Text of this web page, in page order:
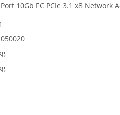
10Gb FC PCIe 3.1 x8 Network